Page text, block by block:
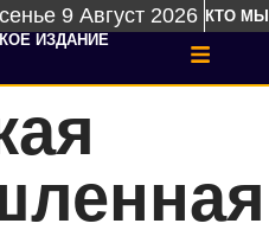
9 Август 2026 КТО МЫ
ИЗДАНИЕ